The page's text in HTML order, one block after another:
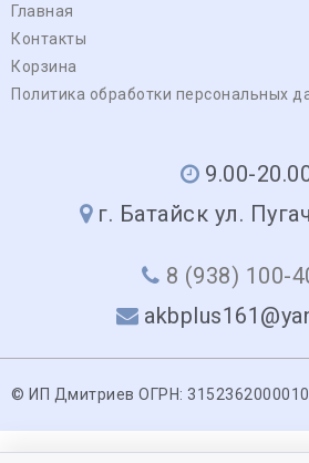
Главная
Контакты
Корзина
Политика обработки персональных
9.00-
г. Батайск ул.
8 (938) 100-
© ИП Дмитриев ОГРН: